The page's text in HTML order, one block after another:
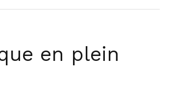
en plein